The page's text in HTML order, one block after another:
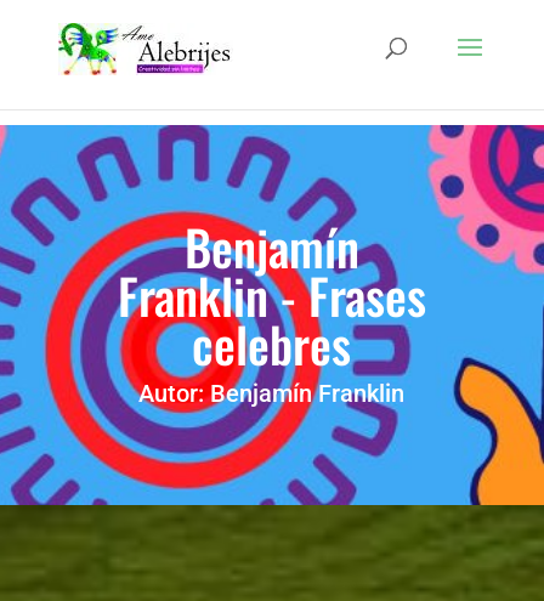
Benjamín
Franklin - Frases
celebres
Autor: Benjamín Franklin